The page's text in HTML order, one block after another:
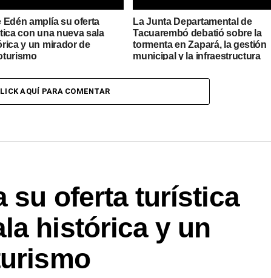
Edén amplía su oferta
con una nueva sala
y un mirador de
La Junta Departamental de
Tacuarembó debatió sobre la
tormenta en Zapará, la gestión
municipal y la infraestructura
AQUÍ PARA COMENTAR
su oferta turística
histórica y un